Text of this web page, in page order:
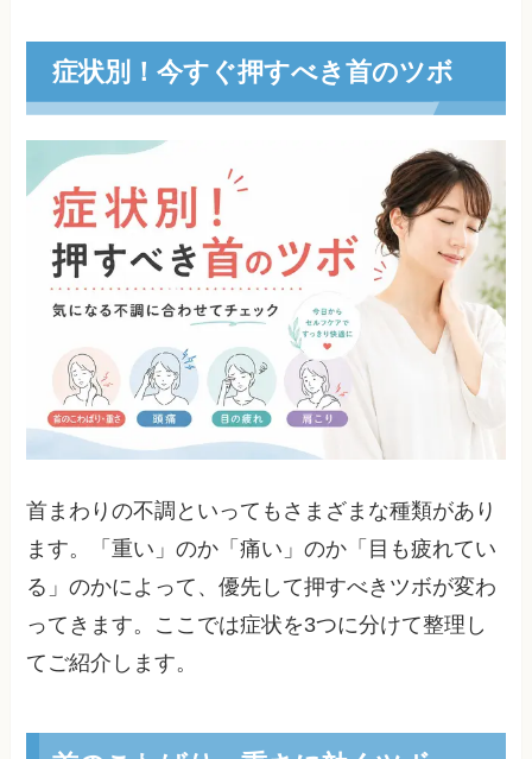
症状別！今すぐ押すべき首のツボ
首まわりの不調といってもさまざまな種類があり
ます。「重い」のか「痛い」のか「目も疲れてい
る」のかによって、優先して押すべきツボが変わ
ってきます。ここでは症状を3つに分けて整理し
てご紹介します。